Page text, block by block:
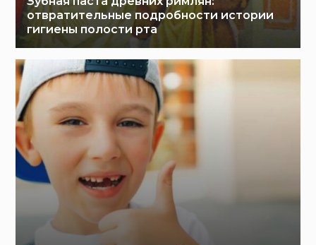
отвратительные подробности истории
гигиены полости рта